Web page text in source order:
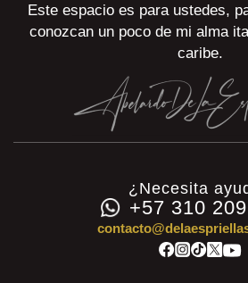
Este espacio es para ustedes,
conozcan un poco de mi alma
caribe.
¿Necesita
+57 310